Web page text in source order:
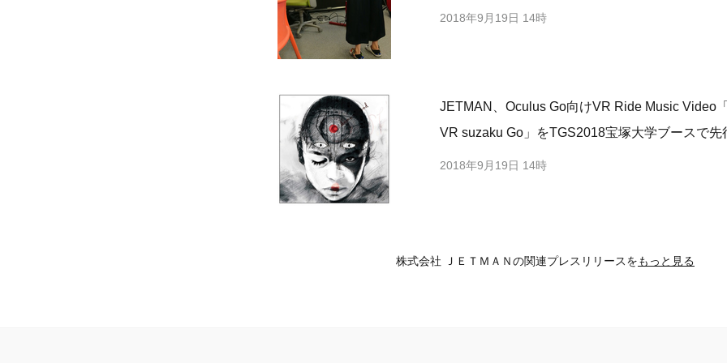
2018年9月19日 14時
JETMAN、Oculus Go向けVR Ride Music Video
VR suzaku Go」をTGS2018宝塚大学ブースで先
2018年9月19日 14時
株式会社 ＪＥＴＭＡＮの関連プレスリリースをもっと見る